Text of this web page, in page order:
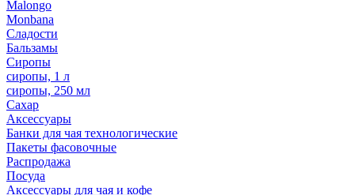
Malongo
Monbana
Сладости
Бальзамы
Сиропы
сиропы, 1 л
сиропы, 250 мл
Сахар
Аксессуары
Банки для чая технологические
Пакеты фасовочные
Распродажа
Посуда
Аксессуары для чая и кофе